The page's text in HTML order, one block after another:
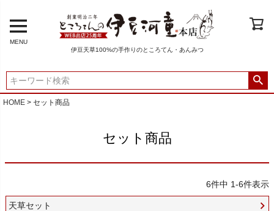
MENU
伊豆天草100%の手作りのところてん・あんみつ
HOME セット商品
セット商品
6件中 1-6件表示
天草セット